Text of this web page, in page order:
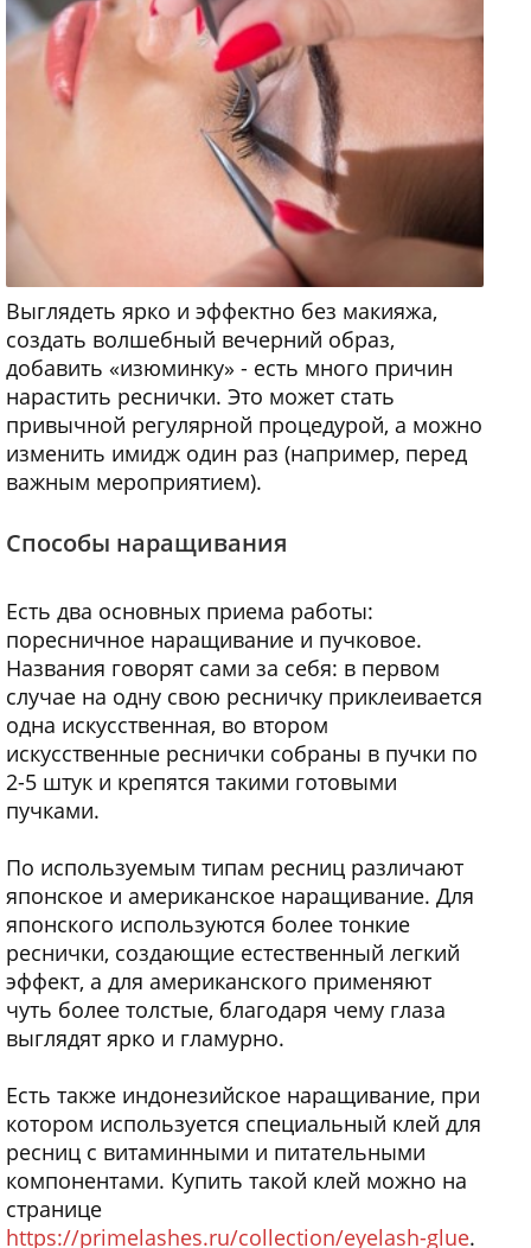
Выглядеть ярко и эффектно без макияжа,
создать волшебный вечерний образ,
добавить «изюминку» - есть много причин
нарастить реснички. Это может стать
привычной регулярной процедурой, а можно
изменить имидж один раз (например, перед
важным мероприятием).
Способы наращивания
Есть два основных приема работы:
поресничное наращивание и пучковое.
Названия говорят сами за себя: в первом
случае на одну свою ресничку приклеивается
одна искусственная, во втором
искусственные реснички собраны в пучки по
2-5 штук и крепятся такими готовыми
пучками.
По используемым типам ресниц различают
японское и американское наращивание. Для
японского используются более тонкие
реснички, создающие естественный легкий
эффект, а для американского применяют
чуть более толстые, благодаря чему глаза
выглядят ярко и гламурно.
Есть также индонезийское наращивание, при
котором используется специальный клей для
ресниц с витаминными и питательными
компонентами. Купить такой клей можно на
странице
https://primelashes.ru/collection/eyelash-glue.